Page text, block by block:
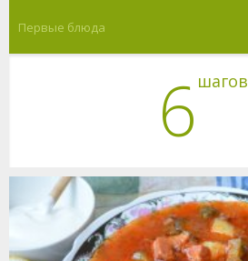
Первые блюда
6 шагов